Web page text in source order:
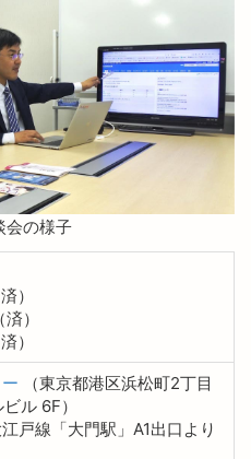
会の様子
）
）
）
（東京都港区浜松町2丁目
ル 6F）
戸線「大門駅」A1出口より